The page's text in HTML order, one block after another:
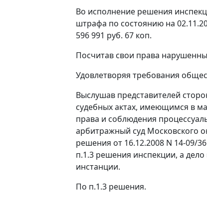
Во исполнение решения
штрафа по состоянию на
596 991 руб. 67 коп.
Посчитав свои права
Удовлетворяя требования
Выслушав представителей
судебных актах, имеющимся в
права и соблюдения
арбитражный суд Московского
решения от 16.12.2008 N 14-09/
п.1.3 решения инспекции, а
инстанции.
По п.1.3 решения.